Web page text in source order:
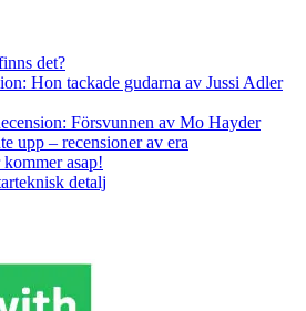
det?
Hon tackade gudarna av Jussi Adler
Försvunnen av Mo Hayder
upp – recensioner av era
asap!
detalj